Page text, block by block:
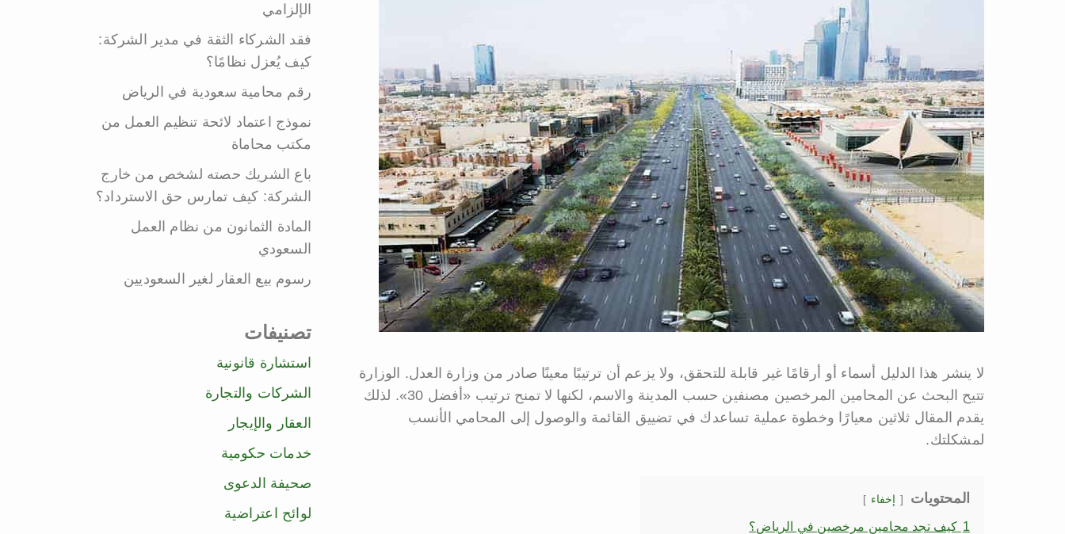
لا ينشر هذا الدليل أسماء أو أرقامًا غير قابلة للتحقق، ولا يزعم أن ترتيبًا معينًا صادر من وزارة العدل. الوزارة
تتيح البحث عن المحامين المرخصين مصنفين حسب المدينة والاسم، لكنها لا تمنح ترتيب «أفضل 30». لذلك
يقدم المقال ثلاثين معيارًا وخطوة عملية تساعدك في تضييق القائمة والوصول إلى المحامي الأنسب
لمشكلتك.
المحتويات إخفاء
1 كيف تجد محامين مرخصين في الرياض؟
الإلزامي
فقد الشركاء الثقة في مدير الشركة:
كيف يُعزل نظامًا؟
رقم محامية سعودية في الرياض
نموذج اعتماد لائحة تنظيم العمل من
مكتب محاماة
باع الشريك حصته لشخص من خارج
الشركة: كيف تمارس حق الاسترداد؟
المادة الثمانون من نظام العمل
السعودي
رسوم بيع العقار لغير السعوديين
تصنيفات
استشارة قانونية
الشركات والتجارة
العقار والإيجار
خدمات حكومية
صحيفة الدعوى
لوائح اعتراضية